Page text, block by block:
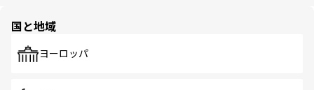
で、ホーカーズは地元の風情を楽しめる外せないスポット
国と地域
ヨーロッパ